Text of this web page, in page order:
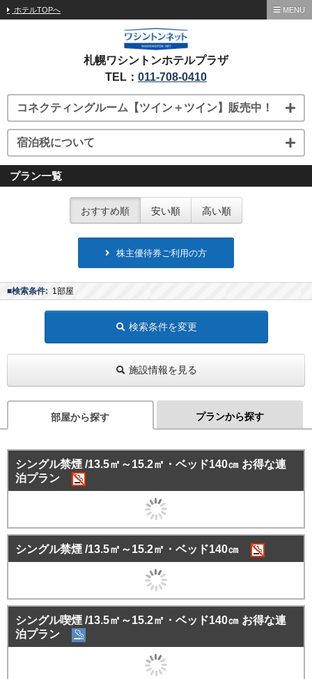
ホテルTOPへ MENU
札幌ワシントンホテルプラザ
TEL： 011-708-0410
コネクティングルーム【ツイン＋ツイン】販売中！
宿泊税について
プラン一覧
おすすめ順 安い順 高い順
株主優待券ご利用の方
■検索条件: 1部屋
検索条件を変更
施設情報を見る
部屋から探す プランから探す
シングル禁煙 /13.5㎡～15.2㎡・ベッド140㎝ お得な連
泊プラン
シングル禁煙 /13.5㎡～15.2㎡・ベッド140㎝
シングル喫煙 /13.5㎡～15.2㎡・ベッド140㎝ お得な連
泊プラン